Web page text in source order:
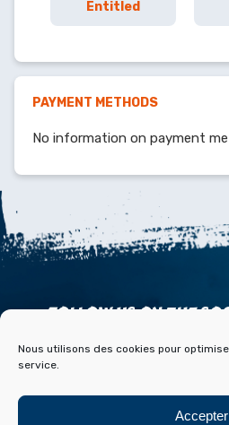
Nous utilisons des cookies pour
service.
Accepter
Entitled
PAYMENT METHODS
No information on payment
FOLLOW US ON THE